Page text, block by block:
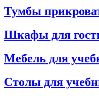
Тумбы
Шкафы для
Мебель для
Столы для